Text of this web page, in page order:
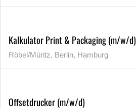
Kalkulator Print & Packaging (m/w/d)
Röbel/Müritz, Berlin, Hamburg
Offsetdrucker (m/w/d)